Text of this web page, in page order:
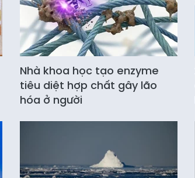
Nhà khoa học tạo enzyme
tiêu diệt hợp chất gây lão
hóa ở người